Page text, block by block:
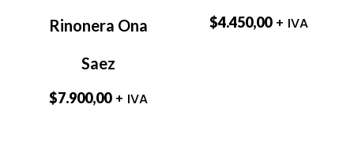
Rinonera Ona
Saez
$7.900,00 + IVA
$4.450,00 + IVA